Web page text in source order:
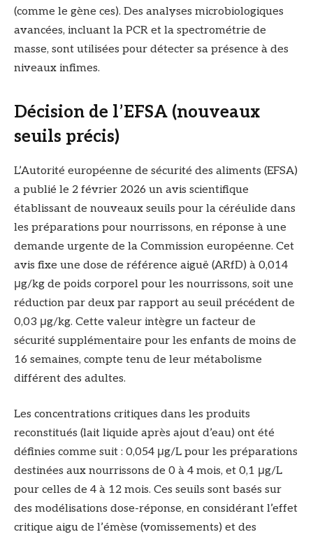
(comme le gène ces). Des analyses microbiologiques
avancées, incluant la PCR et la spectrométrie de
masse, sont utilisées pour détecter sa présence à des
niveaux infimes.
Décision de l’EFSA (nouveaux
seuils précis)
L’Autorité européenne de sécurité des aliments (EFSA)
a publié le 2 février 2026 un avis scientifique
établissant de nouveaux seuils pour la céréulide dans
les préparations pour nourrissons, en réponse à une
demande urgente de la Commission européenne. Cet
avis fixe une dose de référence aiguë (ARfD) à 0,014
μg/kg de poids corporel pour les nourrissons, soit une
réduction par deux par rapport au seuil précédent de
0,03 μg/kg. Cette valeur intègre un facteur de
sécurité supplémentaire pour les enfants de moins de
16 semaines, compte tenu de leur métabolisme
différent des adultes.
Les concentrations critiques dans les produits
reconstitués (lait liquide après ajout d’eau) ont été
définies comme suit : 0,054 μg/L pour les préparations
destinées aux nourrissons de 0 à 4 mois, et 0,1 μg/L
pour celles de 4 à 12 mois. Ces seuils sont basés sur
des modélisations dose-réponse, en considérant l’effet
critique aigu de l’émèse (vomissements) et des